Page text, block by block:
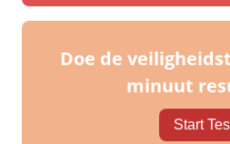
Doe de
minuut
Start